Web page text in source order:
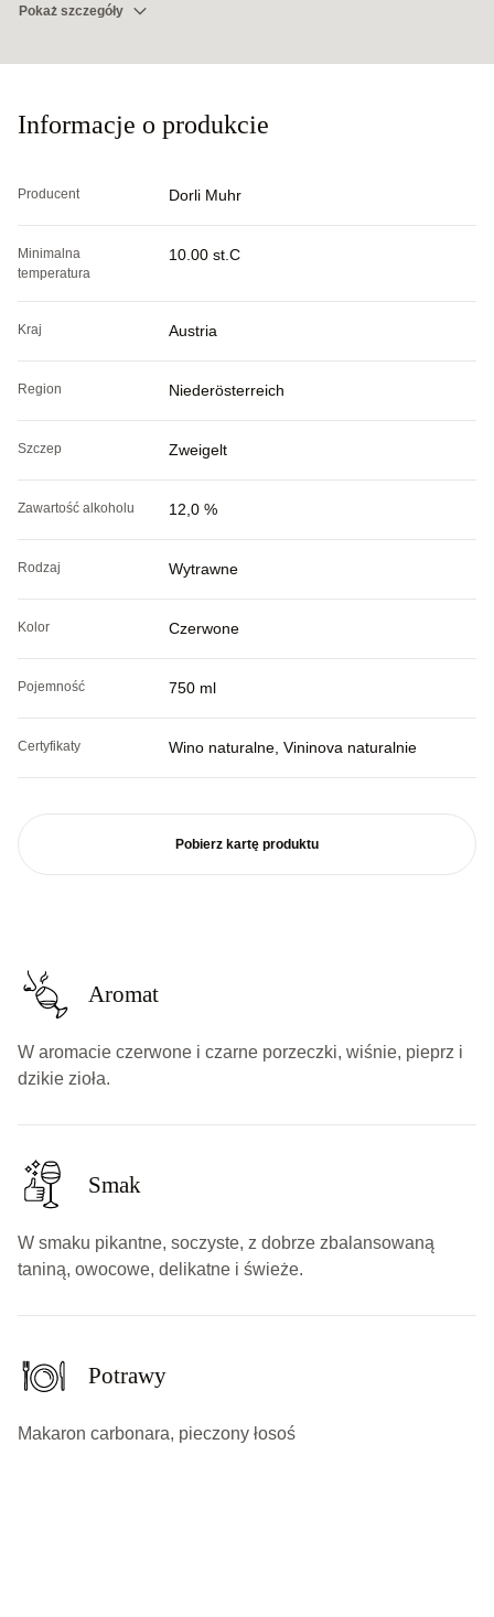
Pokaż szczegóły
Aromat
W aromacie czerwone i czarne porzeczki, wiśnie, pieprz i
dzikie zioła.
Smak
W smaku pikantne, soczyste, z dobrze zbalansowaną
taniną, owocowe, delikatne i świeże.
Potrawy
Makaron carbonara, pieczony łosoś
Informacje o produkcie
Producent Dorli Muhr
Minimalna
temperatura
10.00 st.C
Kraj Austria
Region Niederösterreich
Szczep Zweigelt
Zawartość alkoholu 12,0 %
Rodzaj Wytrawne
Kolor Czerwone
Pojemność 750 ml
Certyfikaty Wino naturalne, Vininova naturalnie
Pobierz kartę produktu